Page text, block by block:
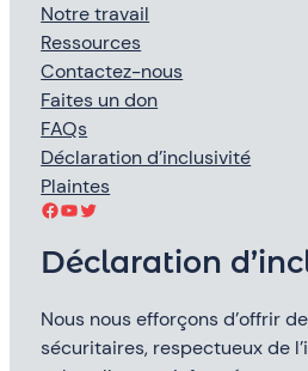
Notre travail
Ressources
Contactez-nous
Faites un don
FAQs
Déclaration d’inclusivité
Plaintes
Facebook YouTube Twitter
Déclaration
Nous nous efforçons d’offrir
sécuritaires, respectueux de